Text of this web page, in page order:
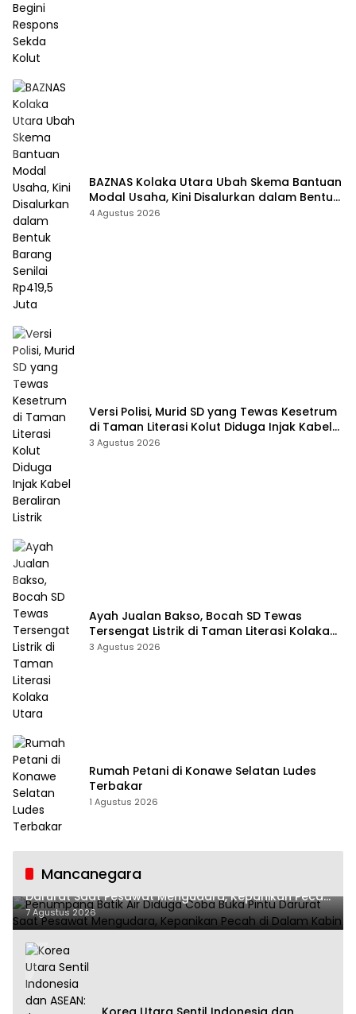
BAZNAS Kolaka Utara Ubah Skema Bantuan
Modal Usaha, Kini Disalurkan dalam Bentuk
Barang Senilai Rp419,5 Juta
4 Agustus 2026
Versi Polisi, Murid SD yang Tewas Kesetrum
di Taman Literasi Kolut Diduga Injak Kabel
Beraliran Listrik
3 Agustus 2026
Ayah Jualan Bakso, Bocah SD Tewas
Tersengat Listrik di Taman Literasi Kolaka
Utara
3 Agustus 2026
Rumah Petani di Konawe Selatan Ludes
Terbakar
1 Agustus 2026
Mancanegara
Penumpang Batik Air Diduga Coba Buka Pintu
Darurat Saat Pesawat Mengudara, Kepanikan Pecah
di Dalam Kabin
7 Agustus 2026